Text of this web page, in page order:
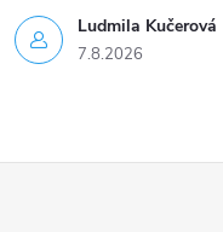
Ludmila Kučerová
7.8.2026